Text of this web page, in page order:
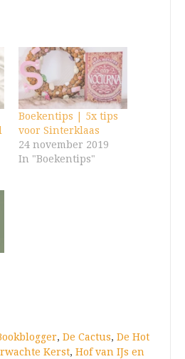
Boekentips | 5x tips
voor Sinterklaas
24 november 2019
In "Boekentips"
, De Cactus, De Hot
Kerst, Hof van IJs en